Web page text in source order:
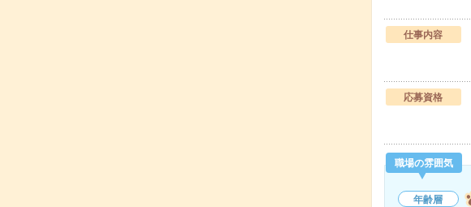
仕事内容
応募資格
職場の雰囲気
年齢層